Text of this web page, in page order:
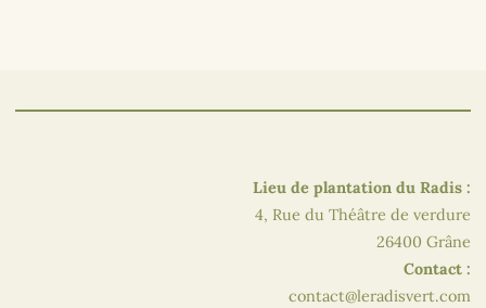
Lieu de plantation du Radis :
4, Rue du Théâtre de verdure
26400 Grâne
Contact :
contact@leradisvert.com